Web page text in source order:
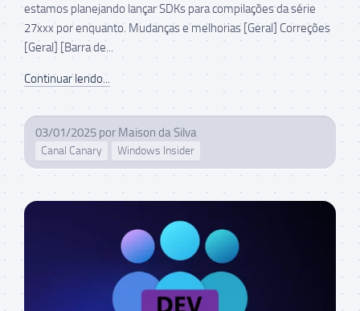
estamos planejando lançar SDKs para compilações da série
27xxx por enquanto. Mudanças e melhorias [Geral] Correções
[Geral] [Barra de...
Continuar lendo...
03/01/2025 por Maison da Silva
Canal Canary Windows Insider